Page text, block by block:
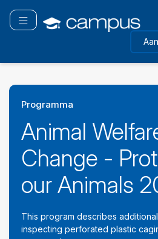
naar
hoofdinhoud
Navigatie omschakelen
Programma
Animal
Change -
our Animals
This program describes
inspecting perforated plastic